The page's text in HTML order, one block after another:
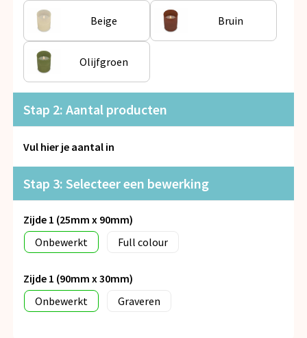
Snoepgoed
Spellen voor binnen en buiten
Veiligheid, Auto en Fiets
Vrije tijd en Strand
Anti-stress
Beige Bruin
Olijfgroen
Stap 2: Aantal producten
Vul hier je aantal in
Stap 3: Selecteer een bewerking
Zijde 1 (25mm x 90mm)
Onbewerkt
Full colour
Zijde 1 (90mm x 30mm)
Onbewerkt
Graveren